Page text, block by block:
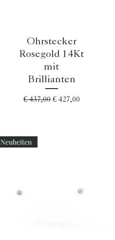
Schnellansicht
Ohrstecker
Rosegold 14Kt
mit
Brillianten
Standardpreis
€ 437,00 Sale-Preis
€ 427,00
Neuheiten